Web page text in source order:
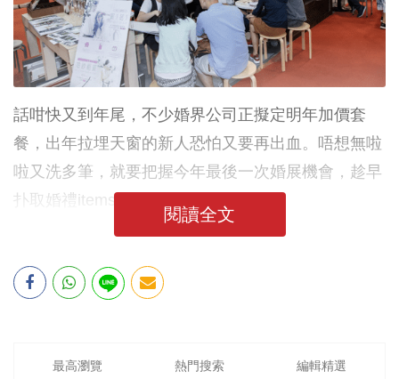
話咁快又到年尾，不少婚界公司正擬定明年加價套
餐，出年拉埋天窗的新人恐怕又要再出血。唔想無啦
啦又洗多筆，就要把握今年最後一次婚展機會，趁早
扑取婚禮items!
閱讀全文
最高瀏覽 熱門搜索 編輯精選